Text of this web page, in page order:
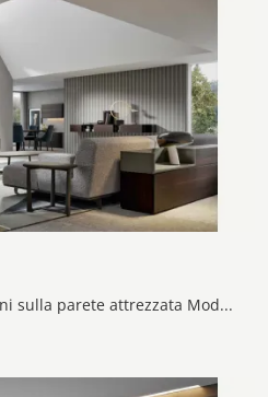
Clicca e ottieni informazioni sulla parete attrezzata Modulo 01 dell'azienda Veneran: è la soluzione dalle linee moderne perfetta per te.